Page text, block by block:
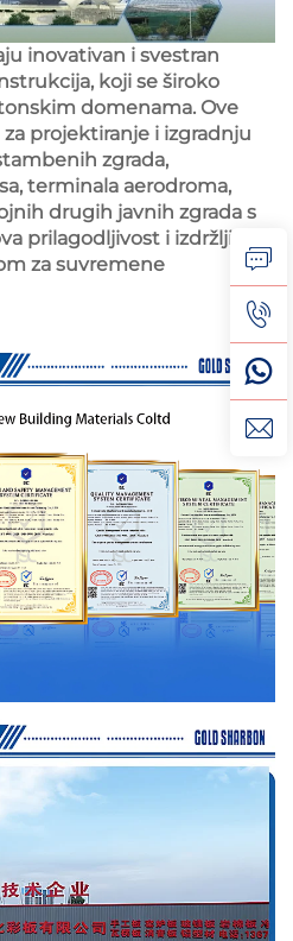
inovativan i svestran
koji se široko
domenama. Ove
projektiranje i izgradnju
zgrada,
terminala aerodroma,
drugih javnih zgrada s
prilagodljivost i izdržljivost
za suvremene